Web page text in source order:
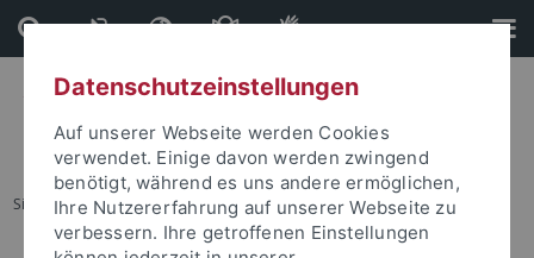
Direkt
zum
Inhalt
Direkt
zur
Fußleiste
Sie sind hier: Startseite
Datenschutzeinstellungen
Auf unserer Webseite werden Cookies
verwendet. Einige davon werden zwingend
benötigt, während es uns andere ermöglichen,
Ihre Nutzererfahrung auf unserer Webseite zu
verbessern. Ihre getroffenen Einstellungen